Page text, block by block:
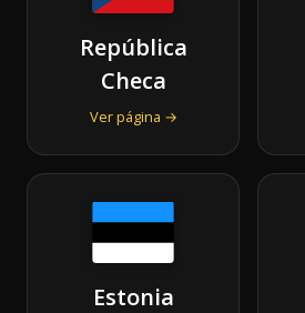
República
Checa
Ver página →
Estonia